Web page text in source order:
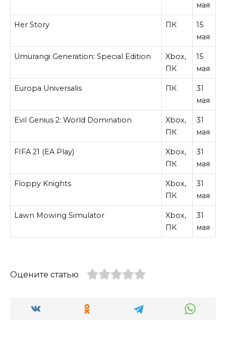
мая
Her Story ПК
15
мая
Umurangi Generation: Special Edition
Xbox,
ПК
15
мая
Europa Universalis ПК
31
мая
Evil Genius 2: World Domination
Xbox,
ПК
31
мая
FIFA 21 (EA Play)
Xbox,
ПК
31
мая
Floppy Knights
Xbox,
ПК
31
мая
Lawn Mowing Simulator
Xbox,
ПК
31
мая
Оцените статью